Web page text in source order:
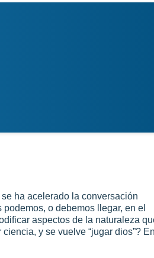
ha acelerado la conversación
o debemos llegar, en el
aspectos de la naturaleza
y se vuelve “jugar dios”?